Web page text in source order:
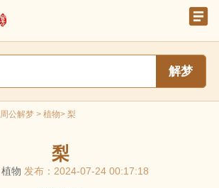
周公解梦 > 植物> 梨
梨
植物 发布：2024-07-24 00:17:18